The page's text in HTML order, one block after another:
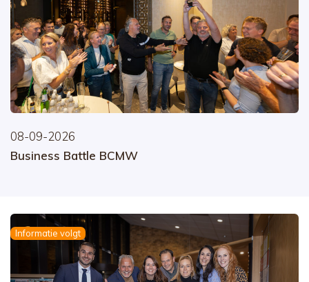
08-09-2026
Business Battle BCMW
Informatie volgt